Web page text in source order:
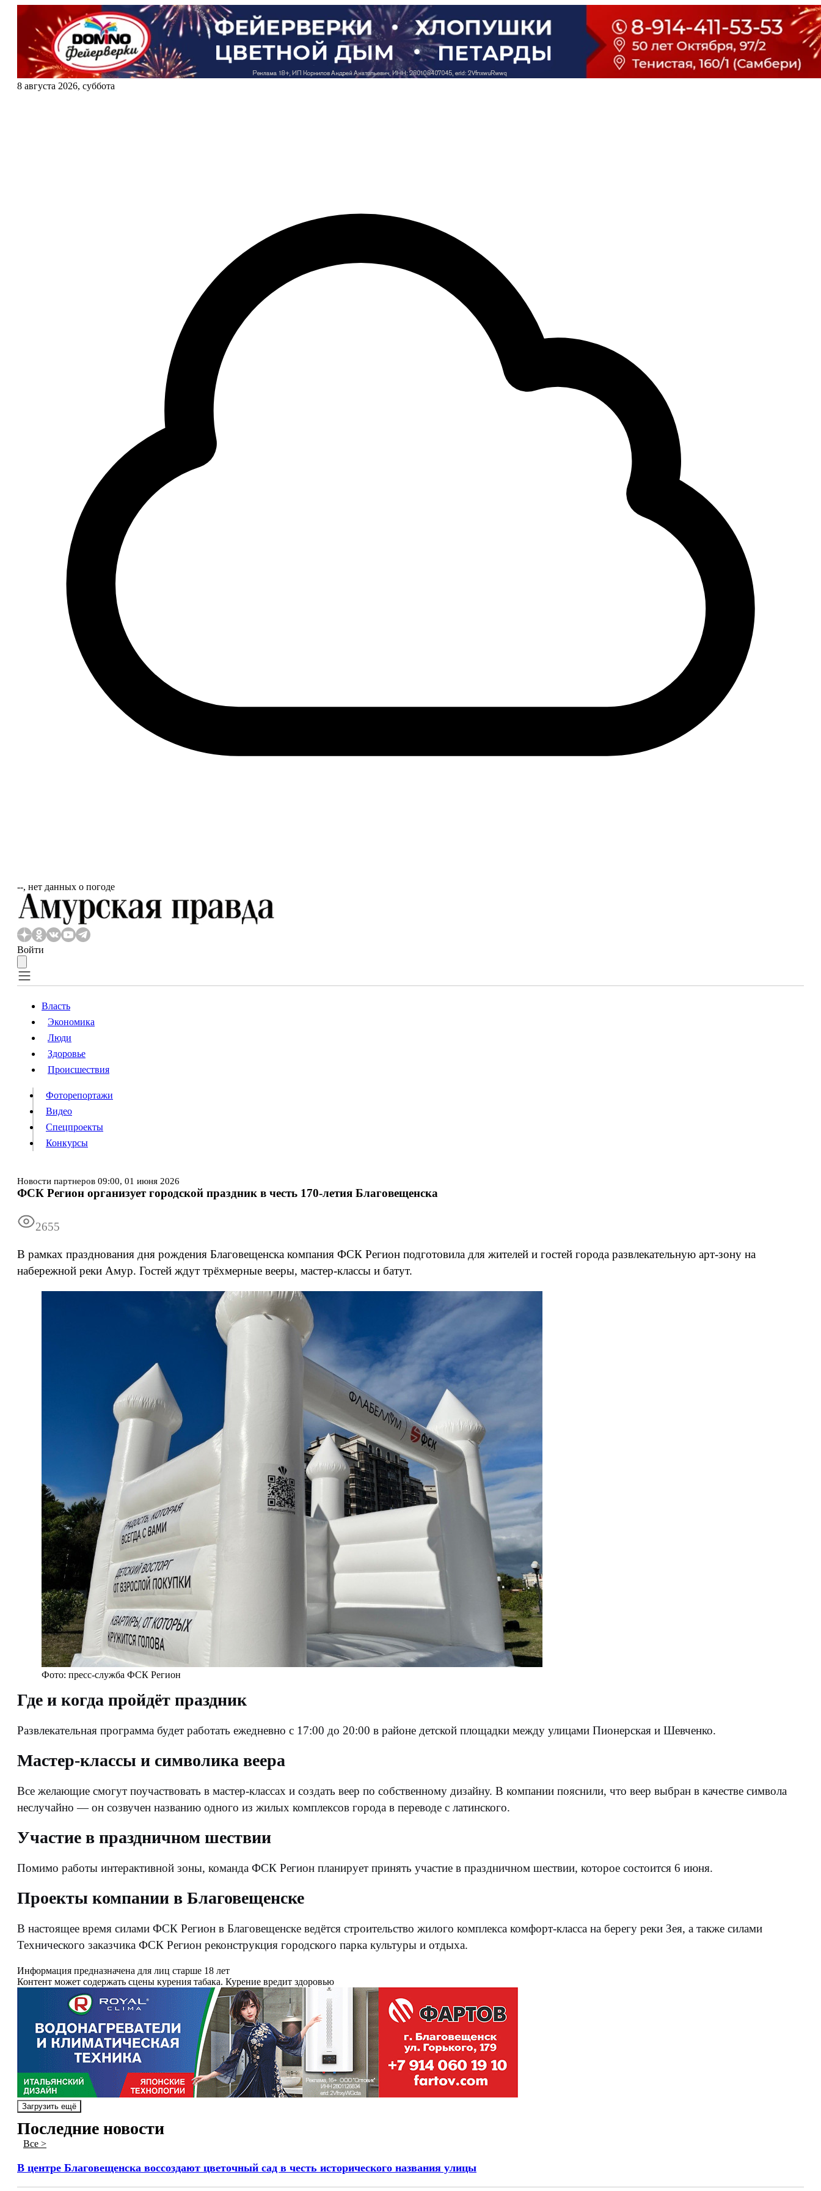
8 августа 2026, суббота
‐‐, нет данных о погоде
Войти
Власть
Происшествия
Видео
Конкурсы
Информация
Власть
Экономика
Люди
Здоровье
Происшествия
Фоторепортажи
Видео
Спецпроекты
Конкурсы
Новости партнеров 09:00, 01 июня 2026
ФСК Регион организует городской праздник в честь 170-летия Благовещенска
2655
В рамках празднования дня рождения Благовещенска компания ФСК Регион подготовила для жителей и гостей города развлекательную арт-зону на
набережной реки Амур. Гостей ждут трёхмерные вееры, мастер-классы и батут.
Фото: пресс-служба ФСК Регион
Где и когда пройдёт праздник
Развлекательная программа будет работать ежедневно с 17:00 до 20:00 в районе детской площадки между улицами Пионерская и Шевченко.
Мастер-классы и символика веера
Все желающие смогут поучаствовать в мастер-классах и создать веер по собственному дизайну. В компании пояснили, что веер выбран в качестве символа
неслучайно — он созвучен названию одного из жилых комплексов города в переводе с латинского.
Участие в праздничном шествии
Помимо работы интерактивной зоны, команда ФСК Регион планирует принять участие в праздничном шествии, которое состоится 6 июня.
Проекты компании в Благовещенске
В настоящее время силами ФСК Регион в Благовещенске ведётся строительство жилого комплекса комфорт-класса на берегу реки Зея, а также силами
Технического заказчика ФСК Регион реконструкция городского парка культуры и отдыха.
Информация предназначена для лиц старше 18 лет
Контент может содержать сцены курения табака. Курение вредит здоровью
Загрузить ещё
Последние новости
Все >
В центре Благовещенска воссоздают цветочный сад в честь исторического названия улицы